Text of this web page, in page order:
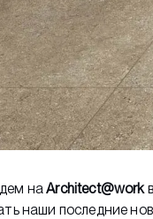
наArchitect@workв
наши последние